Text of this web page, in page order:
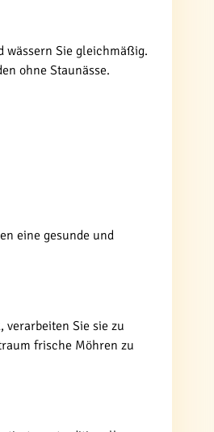
wässern Sie gleichmäßig.
ohne Staunässe.
eine gesunde und
Sie sie zu
frische Möhren zu